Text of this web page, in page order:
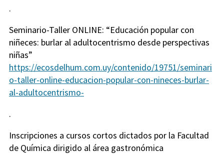
.
Seminario-Taller ONLINE: “Educación popular con
niñeces: burlar al adultocentrismo desde perspectivas
niñas”
https://ecosdelhum.com.uy/contenido/19751/seminari
o-taller-online-educacion-popular-con-nineces-burlar-
al-adultocentrismo-
.
Inscripciones a cursos cortos dictados por la Facultad
de Química dirigido al área gastronómica